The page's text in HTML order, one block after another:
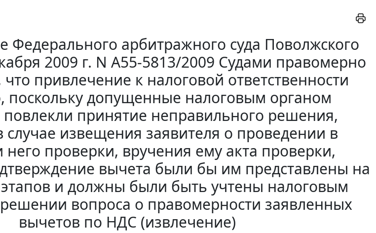
Федерального арбитражного суда Поволжского
2009 г. N А55-5813/2009 Судами правомерно
что привлечение к налоговой ответственности
поскольку допущенные налоговым органом
принятие неправильного решения,
случае извещения заявителя о проведении в
проверки, вручения ему акта проверки,
вычета были бы им представлены на
и должны были быть учтены налоговым
вопроса о правомерности заявленных
вычетов по НДС (извлечение)